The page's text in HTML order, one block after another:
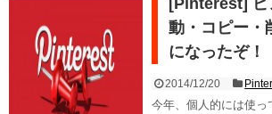
[Pinterest] ピ
動・コピー・
になったぞ！
2014/12/20
今年、個人的には使っ